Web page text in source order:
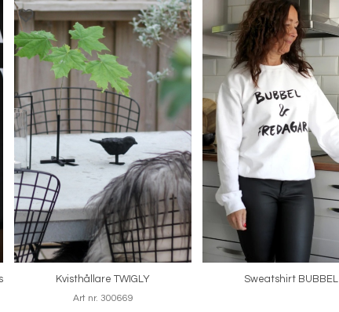
Kvisthållare TWIGLY
Art nr. 300669
Sweatshirt BUBBEL